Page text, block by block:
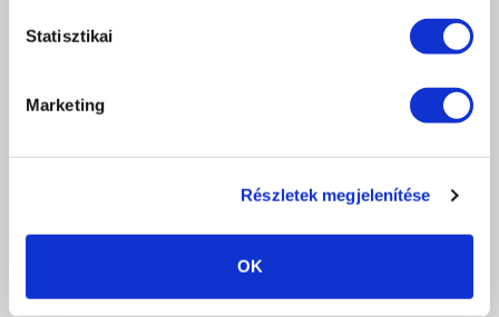
Statisztikai
Marketing
Részletek megjelenítése
OK
KOSÁRBA
KEDVENCEKHEZ AD
VÉLEMÉNYEZÉS